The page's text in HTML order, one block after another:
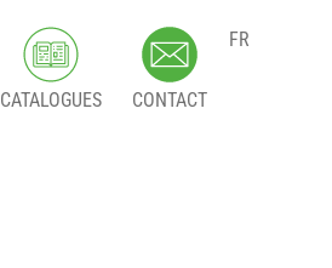
CATALOGUES CONTACT
FR